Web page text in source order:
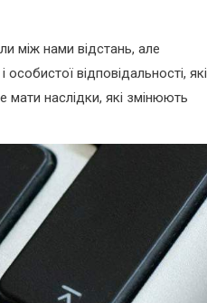
між нами відстань, але
відповідальності, які
мати наслідки, які змінюють